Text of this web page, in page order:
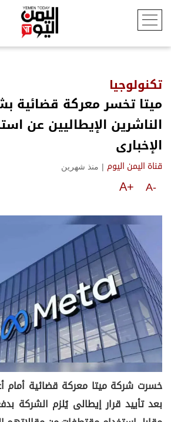
تكنولوجيا
ميتا تخسر معركة قضائية
الناشرين الإيطاليين عن
الإخبارى
قناة اليمن اليوم | منذ شهرين
A-
A+
خسرت شركة ميتا معركة قضائية أمام
بعد تأييد قرار إيطالى يُلزم الشركة